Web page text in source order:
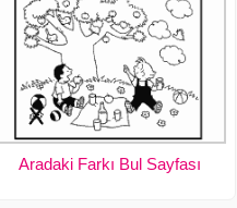
Aradaki Farkı Bul Sayfası